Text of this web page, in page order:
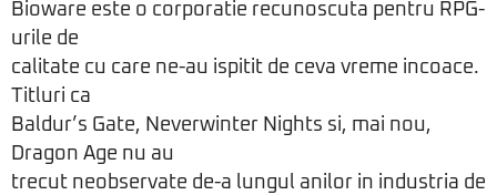
Bioware este o corporatie recunoscuta pentru RPG-
urile de
calitate cu care ne-au ispitit de ceva vreme incoace.
Titluri ca
Baldur’s Gate, Neverwinter Nights si, mai nou,
Dragon Age nu au
trecut neobservate de-a lungul anilor in industria de